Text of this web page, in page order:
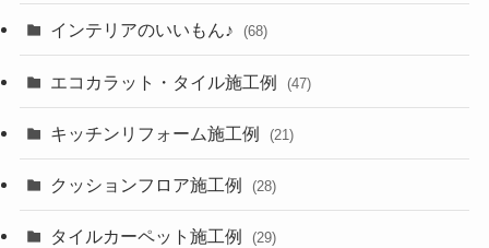
インテリアのいいもん♪ (68)
エコカラット・タイル施工例 (47)
キッチンリフォーム施工例 (21)
クッションフロア施工例 (28)
タイルカーペット施工例 (29)